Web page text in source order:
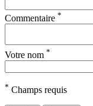
Commentaire *
Votre nom *
* Champs requis